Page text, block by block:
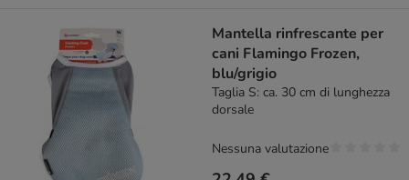
Mantella rinfrescante per
cani Flamingo Frozen,
blu/grigio
Taglia S: ca. 30 cm di lunghezza
dorsale
Nessuna valutazione